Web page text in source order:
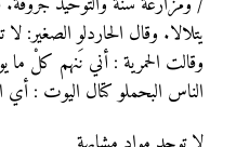
يتلالا. وقال الحاردلو الصغير:
وقالت الحمرية : أني نَنهم كلْ
الناس البحملو كتال اليوت : أي